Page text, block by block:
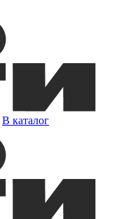
В каталог